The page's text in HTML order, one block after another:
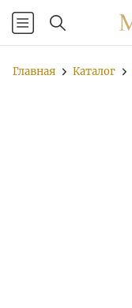
Главная Каталог